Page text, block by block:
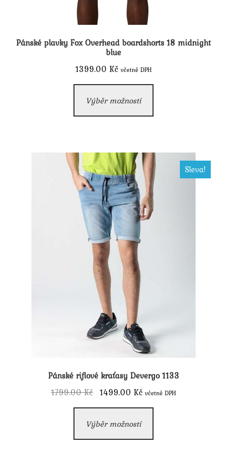
Pánské plavky Fox Overhead boardshorts 18 midnight
blue
1399.00 Kč včetně DPH
Výběr možností
má
Možnosti
lze
vybrat
na
Pánské riflové kraťasy Devergo 1133
Sleva!
1799.00Kč
Původní
cena
byla:
1499.00KčAktuální
cena
je:
včetně DPH
Výběr možností
má